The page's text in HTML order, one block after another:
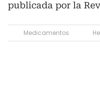
publicada por la
Medicamentos